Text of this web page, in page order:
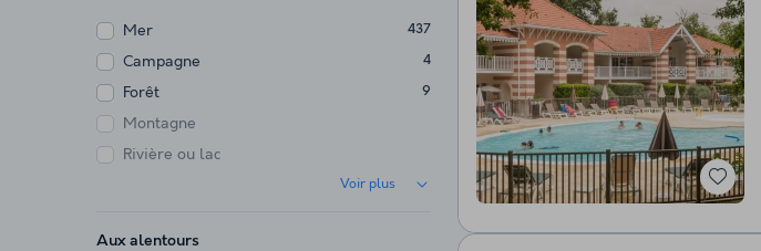
Mer 437
Campagne 4
Forêt 9
Montagne
Rivière ou lac
Voir plus
Aux alentours